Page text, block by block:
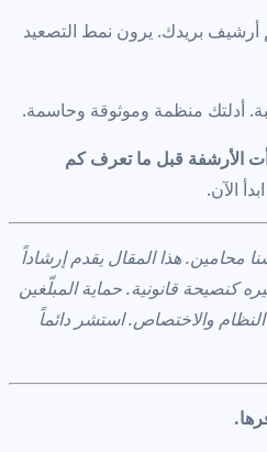
أرشيف بريدك. يرون نمط التصعيد
أدلتك منظمة وموثوقة وحاسمة.
الأرشفة قبل ما تعرف كم
الآن.
محامين. هذا المقال يقدم إرشاداً
كنصيحة قانونية. حماية المبلّغين
والاختصاص. استشر دائماً